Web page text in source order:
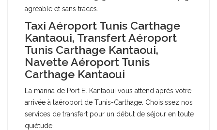
agréable et sans traces.
Taxi Aéroport Tunis Carthage
Kantaoui, Transfert Aéroport
Tunis Carthage Kantaoui,
Navette Aéroport Tunis
Carthage Kantaoui
La marina de Port El Kantaoui vous attend après votre
arrivée à l’aéroport de Tunis-Carthage. Choisissez nos
services de transfert pour un début de séjour en toute
quiétude.